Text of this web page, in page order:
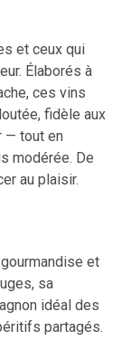
et ceux qui
Élaborés à
ces vins
fidèle aux
— tout en
modérée. De
au plaisir.
et
sa
idéal des
partagés.